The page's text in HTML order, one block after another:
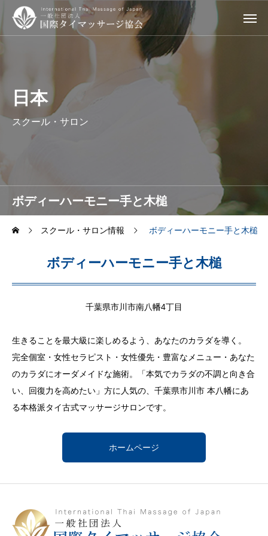
ボディーハーモニー手と木槌
日本
スクール・サロン
スクール・サロン情報 ボディーハーモニー手と木槌
ボディーハーモニー手と木槌
千葉県市川市南八幡4丁目
生きることを最大級に楽しめるよう、あなたのカラダを導く。
完全個室・女性セラピスト・女性優先・豊富なメニュー・あなた
のカラダにオーダメイドな施術。「本気でカラダの不調と向き合
い、回復力を高めたい」方に人気の、千葉県市川市 本八幡にあ
る本格派タイ古式マッサージサロンです。
ホームページ